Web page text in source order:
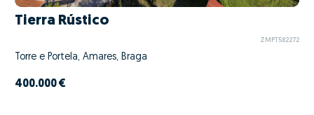
Tierra Rústico
ZMPT582272
Torre e Portela, Amares, Braga
400.000 €